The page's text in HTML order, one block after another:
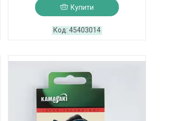
Купити
45403014